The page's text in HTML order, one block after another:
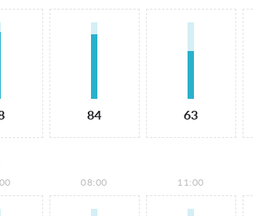
84 63
08:00 11:00